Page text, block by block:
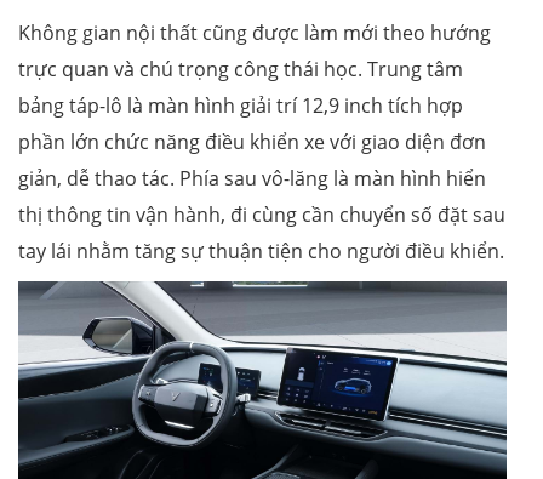
Không gian nội thất cũng được làm mới theo hướng
trực quan và chú trọng công thái học. Trung tâm
bảng táp-lô là màn hình giải trí 12,9 inch tích hợp
phần lớn chức năng điều khiển xe với giao diện đơn
giản, dễ thao tác. Phía sau vô-lăng là màn hình hiển
thị thông tin vận hành, đi cùng cần chuyển số đặt sau
tay lái nhằm tăng sự thuận tiện cho người điều khiển.